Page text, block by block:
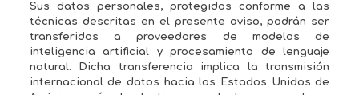
Sus datos personales, protegidos conforme a las
técnicas descritas en el presente aviso, podrán ser
transferidos a proveedores de modelos de
inteligencia artificial y procesamiento de lenguaje
natural. Dicha transferencia implica la transmisión
internacional de datos hacia los Estados Unidos de